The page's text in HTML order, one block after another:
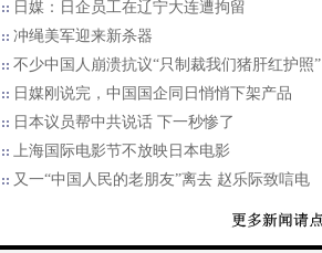
日媒：日企员工在辽宁大连遭拘留
冲绳美军迎来新杀器
不少中国人崩溃抗议“只制裁我们猪肝红护照”
日媒刚说完，中国国企同日悄悄下架产品
日本议员帮中共说话 下一秒惨了
上海国际电影节不放映日本电影
又一“中国人民的老朋友”离去 赵乐际致唁电